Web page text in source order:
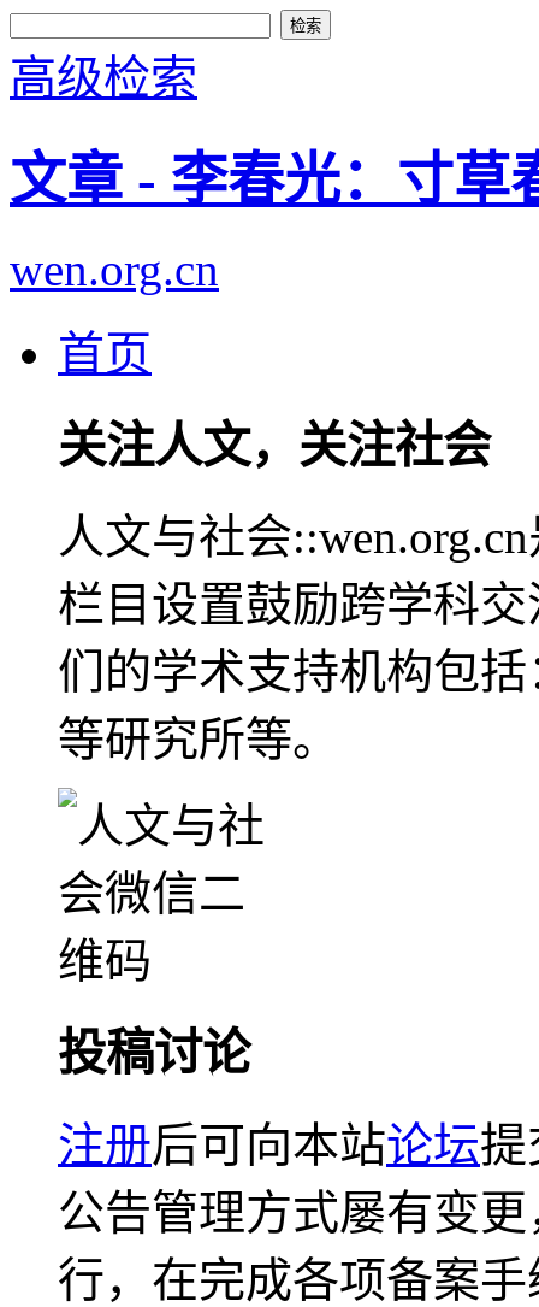
高级检索
文章 - 李春光：寸草
wen.org.cn
首页
关注人文，关注社会
人文与社会
栏目设置鼓励跨学科
们的学术支持机构包
等研究所等。
投稿讨论
注册后可向本站论坛提
公告管理方式屡有变
行，在完成各项备案